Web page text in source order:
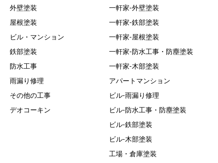
外壁塗装
屋根塗装
ビル・マンション
鉄部塗装
防水工事
雨漏り修理
その他の工事
デオコーキン
一軒家‐外壁塗装
一軒家‐鉄部塗装
一軒家‐屋根塗装
一軒家‐防水工事・防塵塗装
一軒家‐木部塗装
アパートマンション
ビル‐雨漏り修理
ビル‐防水工事・防塵塗装
ビル‐鉄部塗装
ビル‐木部塗装
工場・倉庫塗装